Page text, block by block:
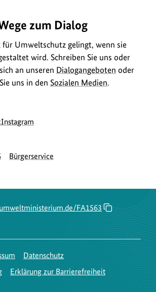
zum Dialog
Umweltschutz gelingt, wenn sie
wird. Schreiben Sie uns oder
an unseren Dialogangeboten oder
uns in den Sozialen Medien.
zur
des
Instagram
des
Bürgerservice
FA1563
Datenschutz
Erklärung zur Barrierefreiheit